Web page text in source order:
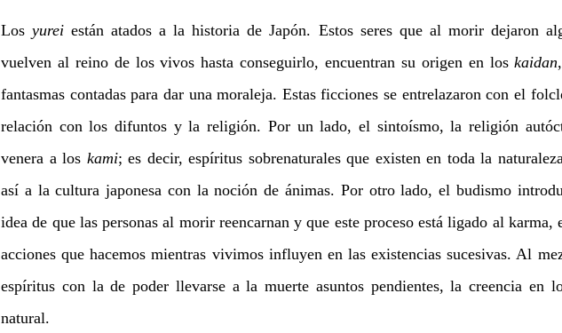
Los yurei están atados a la historia de Japón. Estos seres que al morir dejaron
vuelven al reino de los vivos hasta conseguirlo, encuentran su origen en los kaidan
fantasmas contadas para dar una moraleja. Estas ficciones se entrelazaron con el
relación con los difuntos y la religión. Por un lado, el sintoísmo, la religión
venera a los kami; es decir, espíritus sobrenaturales que existen en toda la
así a la cultura japonesa con la noción de ánimas. Por otro lado, el budismo
idea de que las personas al morir reencarnan y que este proceso está ligado al karma,
acciones que hacemos mientras vivimos influyen en las existencias sucesivas. Al
espíritus con la de poder llevarse a la muerte asuntos pendientes, la creencia en
natural.